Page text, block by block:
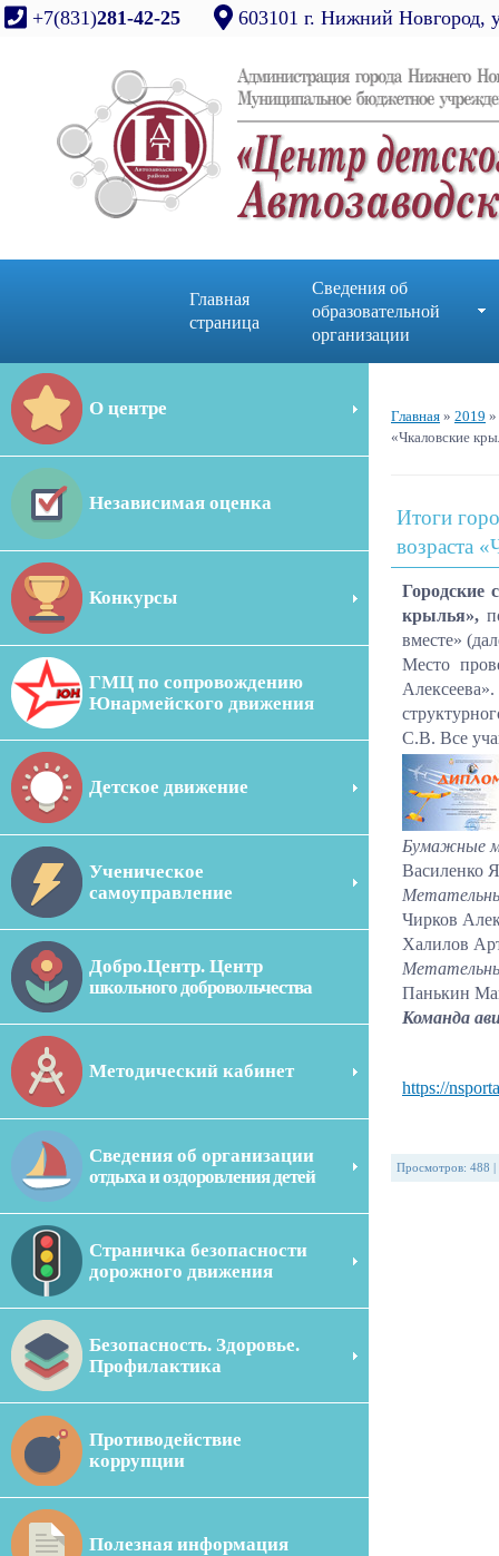
+7(831)281-42-25 603101 г. Нижний Новгород,
Главная
страница
Сведения об
образовательной
организации
О центре
Независимая оценка
Конкурсы
ГМЦ по сопровождению
Юнармейского движения
Детское движение
Ученическое
самоуправление
Добро.Центр. Центр
школьного добровольчества
Методический кабинет
Сведения об организации
отдыха и оздоровления детей
Страничка безопасности
дорожного движения
Безопасность. Здоровье.
Профилактика
Противодействие
коррупции
Полезная информация
Главная » 2019 »
«Чкаловские
Итоги
возраста
Городские
крылья»,
вместе»
Место
С.В. Все
Бумажные
Василенко
Чирков
Халилов
Панькин
Команда
https://
Просмотров: 488